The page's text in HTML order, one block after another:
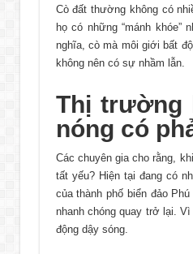
Cò đất thường không có
họ có những “mánh
nghĩa, cò mà môi giới bất
không nên có sự nhầm lẫn.
Thị trường
nóng có
Các chuyên gia cho rằng,
tất yếu? Hiện tại đang có
của thành phố biển đảo
nhanh chóng quay trở lại.
động dậy sóng.